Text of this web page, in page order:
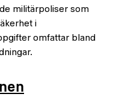
militärpoliser som
i
omfattar bland